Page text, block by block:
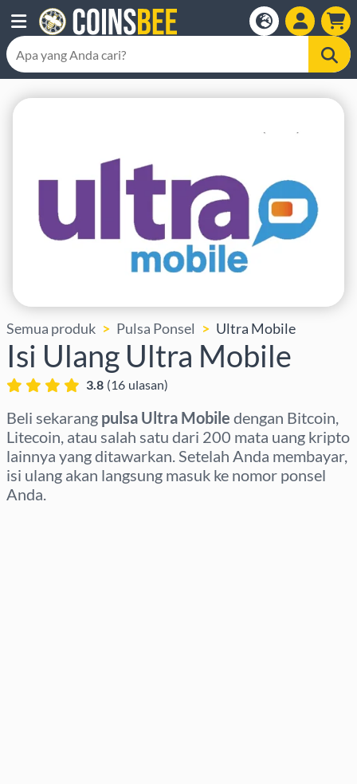
Semua produk Pulsa Ponsel Ultra Mobile
Isi Ulang Ultra Mobile
3.8 (16 ulasan)
Beli sekarang pulsa Ultra Mobile dengan Bitcoin,
Litecoin, atau salah satu dari 200 mata uang kripto
lainnya yang ditawarkan. Setelah Anda membayar,
isi ulang akan langsung masuk ke nomor ponsel
Anda.